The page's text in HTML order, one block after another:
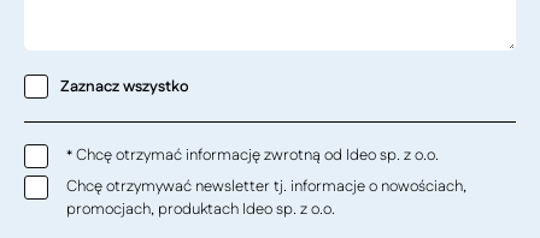
Zaznacz wszystko
*Chcę otrzymać informację zwrotną od Ideo sp. z o.o.
Chcę otrzymywać newsletter tj. informacje o nowościach,
promocjach, produktach Ideo sp. z o.o.